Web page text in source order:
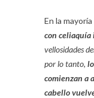
En la
con
vellosidades
por lo tanto,
comienzan a
cabello